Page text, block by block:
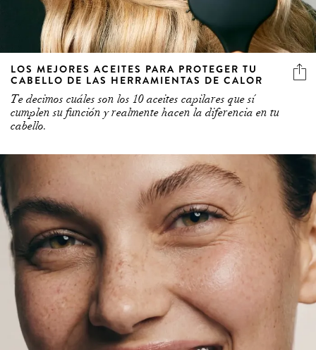
LOS MEJORES ACEITES PARA PROTEGER TU
CABELLO DE LAS HERRAMIENTAS DE CALOR
Te decimos cuáles son los 10 aceites capilares que sí
cumplen su función y realmente hacen la diferencia en tu
cabello.